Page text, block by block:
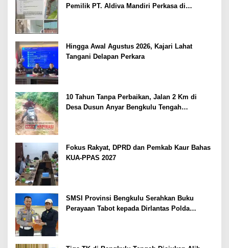
Pemilik PT. Aldiva Mandiri Perkasa di
Hingga Awal Agustus 2026, Kajari Lahat
Tangani Delapan Perkara
10 Tahun Tanpa Perbaikan, Jalan 2 Km di
Desa Dusun Anyar Bengkulu Tengah
Fokus Rakyat, DPRD dan Pemkab Kaur Bahas
KUA-PPAS 2027
SMSI Provinsi Bengkulu Serahkan Buku
Perayaan Tabot kepada Dirlantas Polda